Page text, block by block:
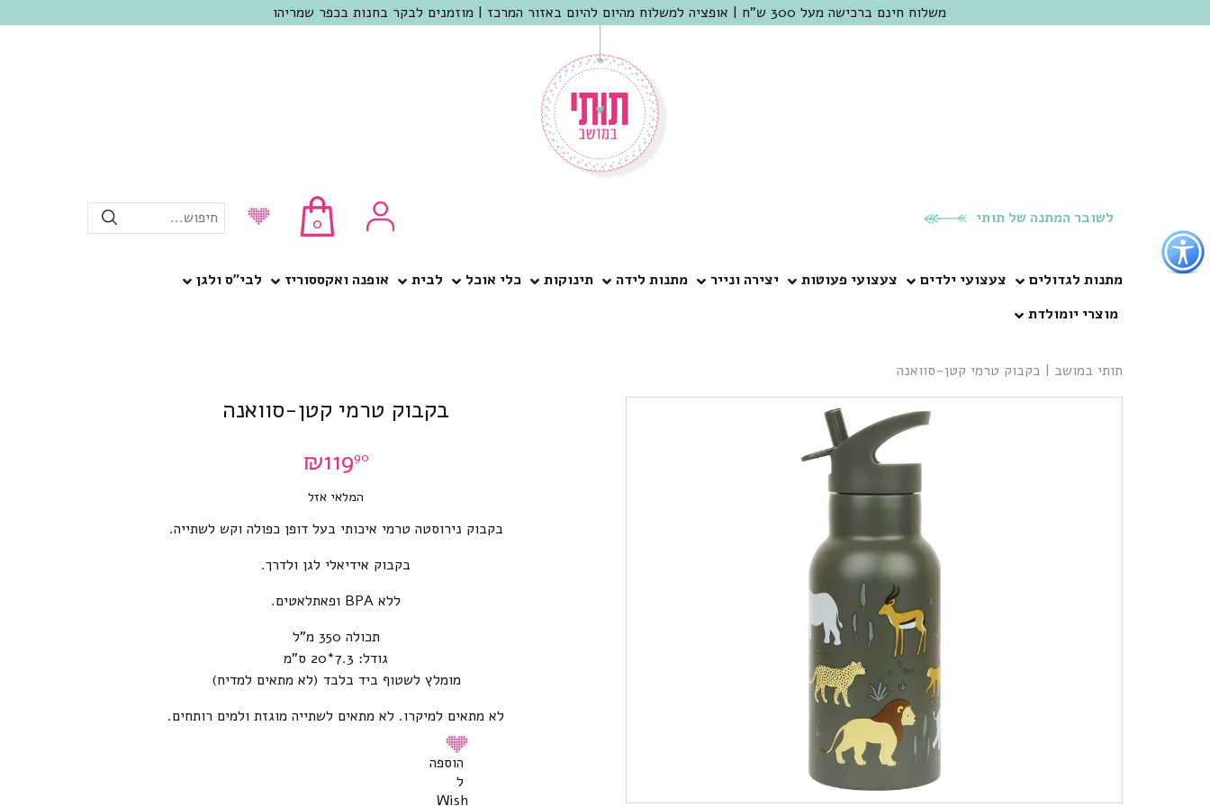
כפתור
לפתיחת
תפריט
נגישות
משלוח חינם ברכישה מעל 300 ש"ח | אופציה למשלוח מהיום להיום באזור המרכז | מוזמנים לבקר בחנות בכפר שמריהו
לשובר המתנה של תותי 0 חיפוש...
מתנות לגדולים צעצועי ילדים צעצועי פעוטות יצירה ונייר מתנות לידה תינוקות כלי אוכל לבית אופנה ואקססוריז
לבי”ס ולגן
מוצרי יומולדת
תותי במושב | בקבוק טרמי קטן-סוואנה
בקבוק טרמי קטן-סוואנה
₪11990
המלאי אזל
בקבוק נירוסטה טרמי איכותי בעל דופן כפולה וקש לשתייה.
בקבוק אידיאלי לגן ולדרך.
ללא BPA ופאתלאטים.
תכולה 350 מ”ל
גודל: 7.3*20 ס”מ
מומלץ לשטוף ביד בלבד (לא מתאים למדיח)
לא מתאים למיקרו. לא מתאים לשתייה מוגזת ולמים רותחים.
הוספה
ל
Wish